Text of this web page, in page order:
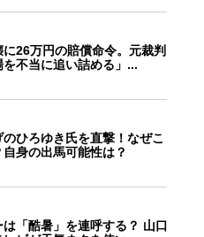
26万円の賠償命令。元裁判
不当に追い詰める」...
のひろゆき氏を直撃！なぜこ
身の出馬可能性は？
「酷暑」を連呼する？ 山口